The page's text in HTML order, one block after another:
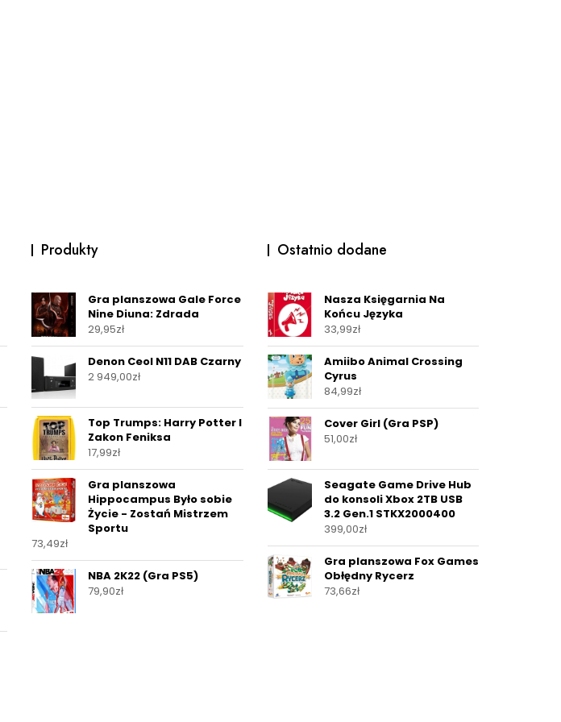
Produkty
Gra planszowa Gale Force
Nine Diuna: Zdrada
29,95zł
Denon Ceol N11 DAB Czarny
2 949,00zł
Top Trumps: Harry Potter I
Zakon Feniksa
17,99zł
Gra planszowa
Hippocampus Było sobie
Życie - Zostań Mistrzem
Sportu
73,49zł
NBA 2K22 (Gra PS5)
79,90zł
Ostatnio dodane
Nasza Księgarnia Na
Końcu Języka
33,99zł
Amiibo Animal Crossing
Cyrus
84,99zł
Cover Girl (Gra PSP)
51,00zł
Seagate Game Drive Hub
do konsoli Xbox 2TB USB
3.2 Gen.1 STKX2000400
399,00zł
Gra planszowa Fox Games
Obłędny Rycerz
73,66zł